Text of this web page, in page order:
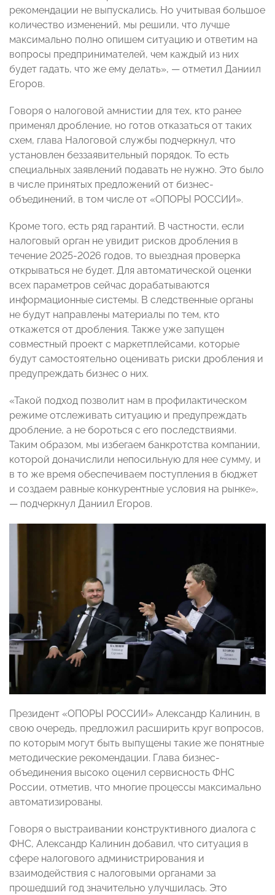
рекомендации не выпускались. Но учитывая большое
количество изменений, мы решили, что лучше
максимально полно опишем ситуацию и ответим на
вопросы предпринимателей, чем каждый из них
будет гадать, что же ему делать», — отметил Даниил
Егоров.
Говоря о налоговой амнистии для тех, кто ранее
применял дробление, но готов отказаться от таких
схем, глава Налоговой службы подчеркнул, что
установлен беззаявительный порядок. То есть
специальных заявлений подавать не нужно. Это было
в числе принятых предложений от бизнес-
объединений, в том числе от «ОПОРЫ РОССИИ».
Кроме того, есть ряд гарантий. В частности, если
налоговый орган не увидит рисков дробления в
течение 2025-2026 годов, то выездная проверка
открываться не будет. Для автоматической оценки
всех параметров сейчас дорабатываются
информационные системы. В следственные органы
не будут направлены материалы по тем, кто
откажется от дробления. Также уже запущен
совместный проект с маркетплейсами, которые
будут самостоятельно оценивать риски дробления и
предупреждать бизнес о них.
«Такой подход позволит нам в профилактическом
режиме отслеживать ситуацию и предупреждать
дробление, а не бороться с его последствиями.
Таким образом, мы избегаем банкротства компании,
которой доначислили непосильную для нее сумму, и
в то же время обеспечиваем поступления в бюджет
и создаем равные конкурентные условия на рынке»,
— подчеркнул Даниил Егоров.
Президент «ОПОРЫ РОССИИ» Александр Калинин, в
свою очередь, предложил расширить круг вопросов,
по которым могут быть выпущены такие же понятные
методические рекомендации. Глава бизнес-
объединения высоко оценил сервисность ФНС
России, отметив, что многие процессы максимально
автоматизированы.
Говоря о выстраивании конструктивного диалога с
ФНС, Александр Калинин добавил, что ситуация в
сфере налогового администрирования и
взаимодействия с налоговыми органами за
прошедший год значительно улучшилась. Это